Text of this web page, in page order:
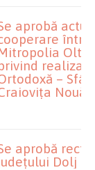
aprobă
între
–
Nouă,
aprobă
Dolj